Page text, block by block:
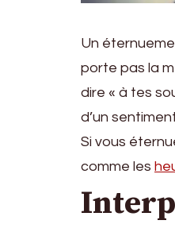
Un
porte pas la
dire « à tes
d’un
Si vous
comme les